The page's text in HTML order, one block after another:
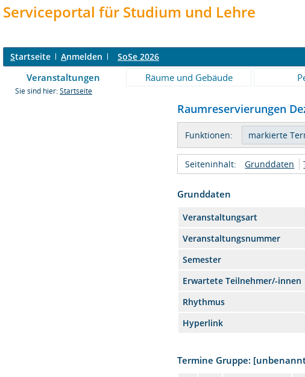
Serviceportal für Studium und Lehre
Startseite Anmelden SoSe 2026
Veranstaltungen Räume und Gebäude
Sie sind hier: Startseite
Raumreservierungen
Funktionen:
Seiteninhalt: Grunddaten
Grunddaten
Veranstaltungsart
Veranstaltungsnummer
Semester
Erwartete Teilnehmer/-innen
Rhythmus
Hyperlink
Termine Gruppe: